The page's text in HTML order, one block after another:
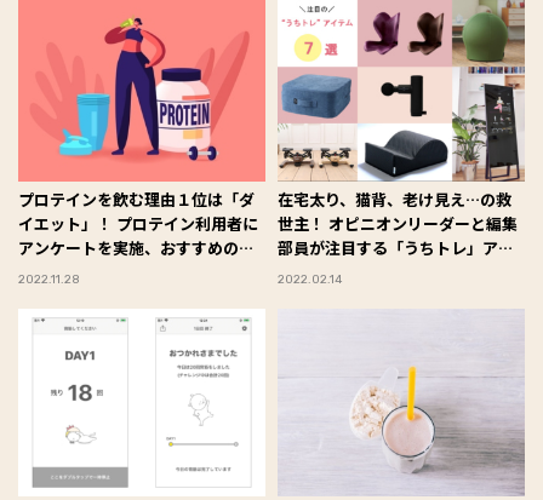
プロテインを飲む理由１位は「ダ
イエット」！ プロテイン利用者に
アンケートを実施、おすすめの選
び方＆飲み方も解説します
2022.11.28
在宅太り、猫背、老け見え…の救
世主！ オピニオンリーダーと編集
部員が注目する「うちトレ」アイ
テムは？
2022.02.14